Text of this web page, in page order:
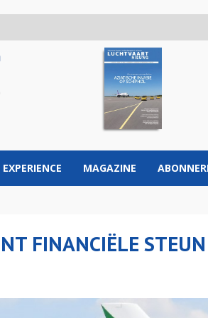
EXPERIENCE MAGAZINE
FINANCIËLE